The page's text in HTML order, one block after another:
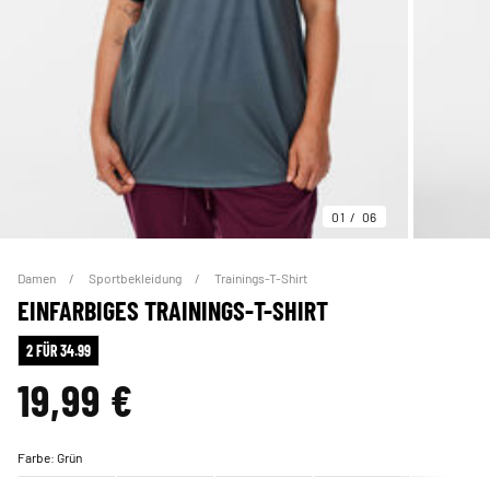
01 06
Damen Sportbekleidung Trainings-T-Shirt
EINFARBIGES TRAININGS-T-SHIRT
2 FÜR 34.99
19,99 €
Farbe:Grün